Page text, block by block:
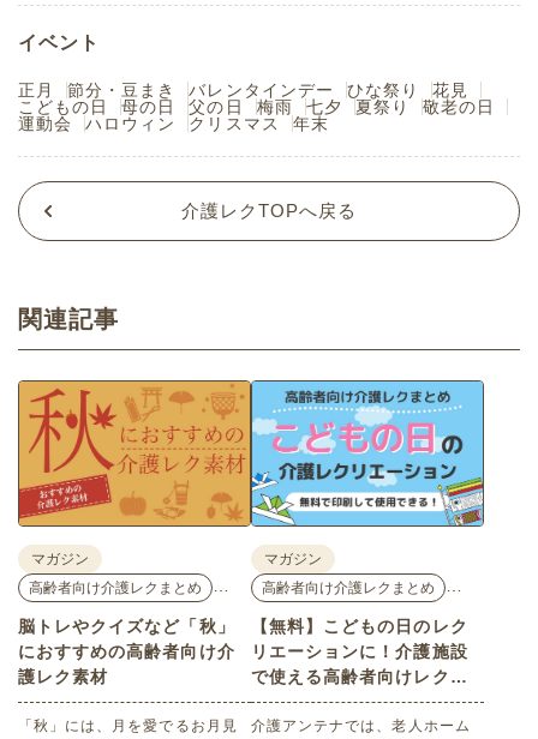
イベント
正月 節分・豆まき バレンタインデー ひな祭り
花見
こどもの日
母の日 父の日 梅雨 七夕 夏祭り
敬老の日
運動会
ハロウィン クリスマス 年末
介護レクTOPへ戻る
関連記事
マガジン
高齢者向け介護レクまとめ
脳トレやクイズなど「秋」
におすすめの高齢者向け介
護レク素材
「秋」には、月を愛でるお月見
マガジン
高齢者向け介護レクまとめ
【無料】こどもの日のレク
リエーションに！介護施設
で使える高齢者向けレク素
材
介護アンテナでは、老人ホーム